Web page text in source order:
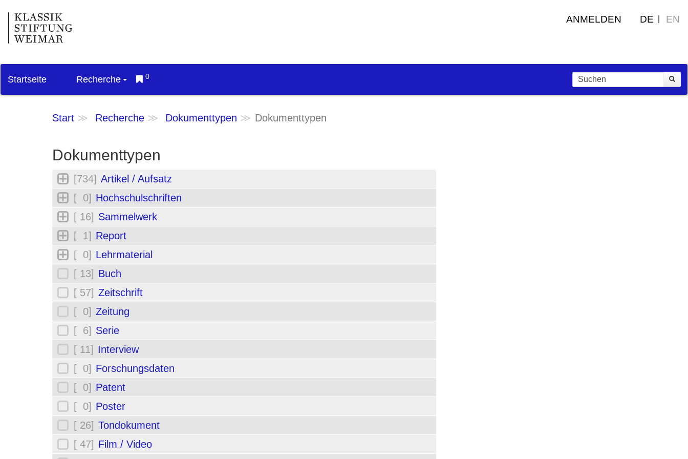
ANMELDEN DE EN
Startseite Recherche 0
Start Recherche Dokumenttypen Dokumenttypen
Dokumenttypen
[734] Artikel / Aufsatz
[ 0] Hochschulschriften
[ 16] Sammelwerk
[ 1] Report
[ 0] Lehrmaterial
[ 13] Buch
[ 57] Zeitschrift
[ 0] Zeitung
[ 6] Serie
[ 11] Interview
[ 0] Forschungsdaten
[ 0] Patent
[ 0] Poster
[ 26] Tondokument
[ 47] Film / Video